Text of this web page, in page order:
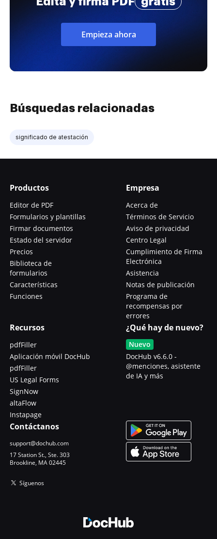
Empieza ahora
Búsquedas relacionadas
significado de atestación
Productos
Editor de PDF
Formularios y plantillas
Firmar documentos
Estado del servidor
Precios
Biblioteca de
formularios
Características
Funciones
Empresa
Acerca de
Términos de Servicio
Aviso de privacidad
Centro Legal
Cumplimiento de Firma
Electrónica
Asistencia
Notas de publicación
Programa de
recompensas por
errores
Recursos
pdfFiller
Aplicación móvil DocHub
pdfFiller
US Legal Forms
SignNow
altaFlow
Instapage
¿Qué hay de nuevo?
Nuevo
DocHub v6.6.0 -
@menciones, asistente
de IA y más
Contáctanos
support@dochub.com
17 Station St., Ste. 303
Brookline, MA 02445
Síguenos